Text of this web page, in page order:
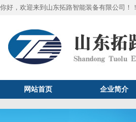
你好，欢迎来到山东拓路智能装备有限公司！！
网站首页 企业简介